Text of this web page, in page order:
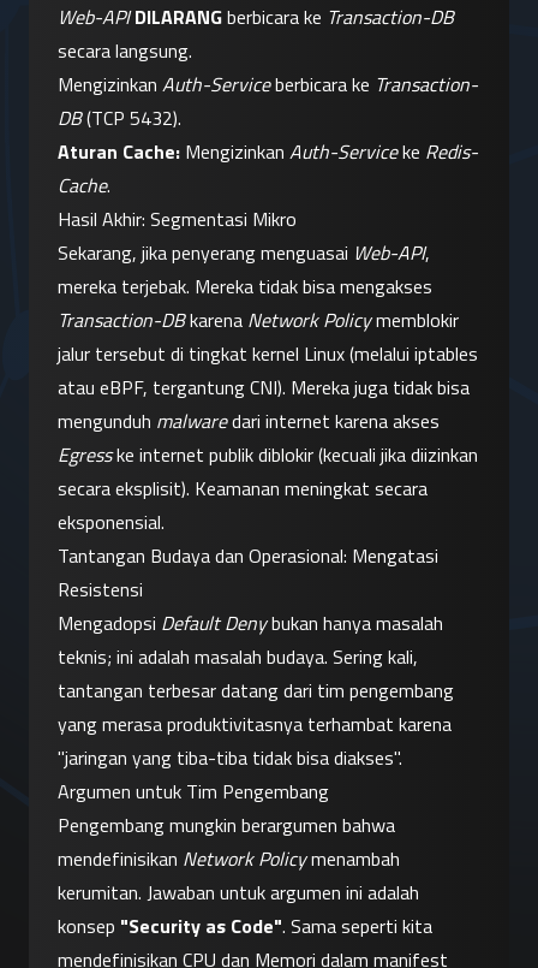
Web-API DILARANG berbicara ke Transaction-DB
secara langsung.
Mengizinkan Auth-Service berbicara ke Transaction-
DB (TCP 5432).
Aturan Cache: Mengizinkan Auth-Service ke Redis-
Cache.
Hasil Akhir: Segmentasi Mikro
Sekarang, jika penyerang menguasai Web-API,
Transaction-DB karena Network Policy memblokir
jalur tersebut di tingkat kernel Linux (melalui iptables
atau eBPF, tergantung CNI). Mereka juga tidak bisa
mengunduh malware
Egress ke internet publik diblokir (kecuali jika diizinkan
secara eksplisit). Keamanan meningkat secara
eksponensial.
Tantangan Budaya dan Operasional: Mengatasi
Resistensi
Mengadopsi Default Deny bukan hanya masalah
teknis; ini adalah masalah budaya. Sering kali,
tantangan terbesar datang dari tim pengembang
yang merasa produktivitasnya terhambat karena
"jaringan yang tiba-tiba tidak bisa diakses".
Argumen untuk Tim Pengembang
Pengembang mungkin berargumen bahwa
mendefinisikan Network Policy menambah
kerumitan. Jawaban untuk argumen ini adalah
konsep "Security as Code". Sama seperti kita